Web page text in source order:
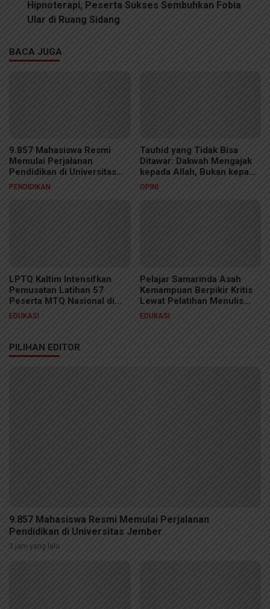
Hipnoterapi, Peserta Sukses Sembuhkan Fobia
Ular di Ruang Sidang
BACA JUGA
9.857 Mahasiswa Resmi
Memulai Perjalanan
Pendidikan di Universitas
Jember
PENDIDIKAN
Tauhid yang Tidak Bisa
Ditawar: Dakwah Mengajak
kepada Allah, Bukan kepada
Manusia
OPINI
LPTQ Kaltim Intensifkan
Pemusatan Latihan 57
Peserta MTQ Nasional di
Jakarta, Siap Pertahankan
EDUKASI
Pelajar Samarinda Asah
Kemampuan Berpikir Kritis
Lewat Pelatihan Menulis
Esai “Pena Pemimpin Muda”
EDUKASI
PILIHAN EDITOR
9.857 Mahasiswa Resmi Memulai Perjalanan
Pendidikan di Universitas Jember
3 jam yang lalu